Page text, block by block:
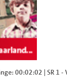
00:02:02 | SR 1 -